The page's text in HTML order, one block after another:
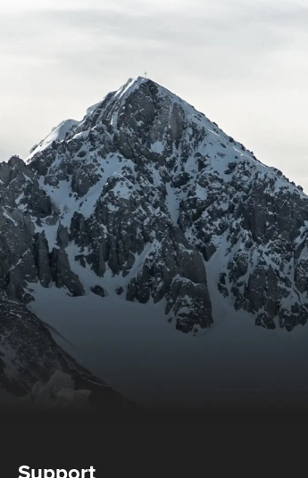
Support